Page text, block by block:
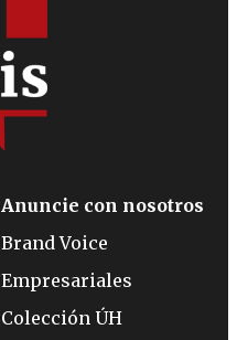
Anuncie con nosotros
Brand Voice
Empresariales
Colección ÚH